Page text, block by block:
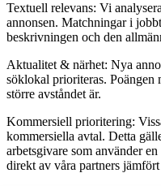
Textuell relevans: Vi
annonsen. Matchningar i
beskrivningen och den
Aktualitet & närhet: Nya
söklokal prioriteras. Poängen
större avståndet är.
Kommersiell prioritering:
kommersiella avtal. Detta
arbetsgivare som använder
direkt av våra partners